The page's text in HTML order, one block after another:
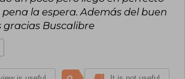
pena la espera. Además del buen
gracias Buscalibre